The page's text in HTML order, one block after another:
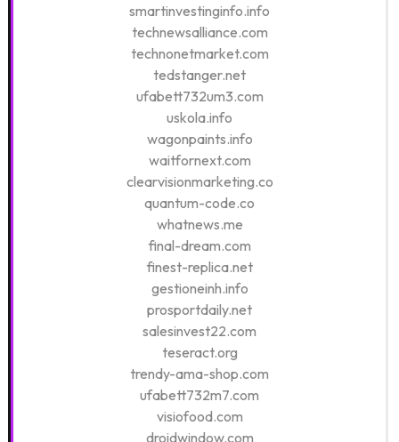
smartinvestinginfo.info
technewsalliance.com
technonetmarket.com
tedstanger.net
ufabett732um3.com
uskola.info
wagonpaints.info
waitfornext.com
clearvisionmarketing.co
quantum-code.co
whatnews.me
final-dream.com
finest-replica.net
gestioneinh.info
prosportdaily.net
salesinvest22.com
teseract.org
trendy-ama-shop.com
ufabett732m7.com
visiofood.com
droidwindow.com